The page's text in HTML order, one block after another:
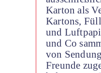
Karton als
Kartons,
und
und Co
von
Freunde